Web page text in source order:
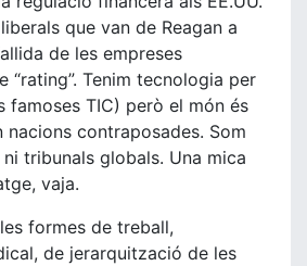
que van de Reagan a
de les empreses
“rating”. Tenim tecnologia per
famoses TIC) però el món és
contraposades. Som
tribunals globals. Una mica
vaja.
formes de treball,
de jerarquització de les